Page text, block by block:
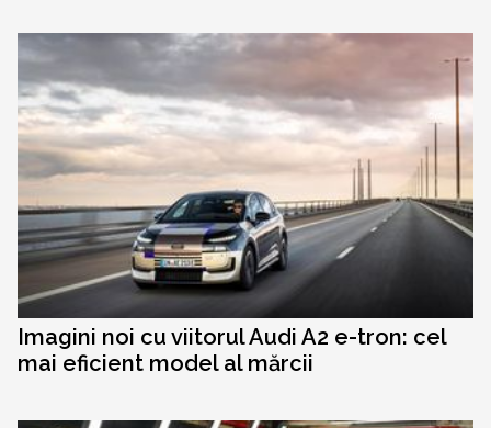
Imagini noi cu viitorul Audi A2 e-tron: cel
mai eficient model al mărcii